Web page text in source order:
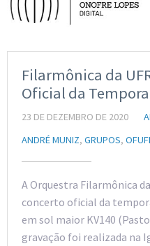
Filarmônica da
Oficial da
23 DE DEZEMBRO DE 2020
ANDRÉ MUNIZ, GRUPOS,
A Orquestra Filarmônica
concerto oficial da
em sol maior KV140
gravação foi realizada na